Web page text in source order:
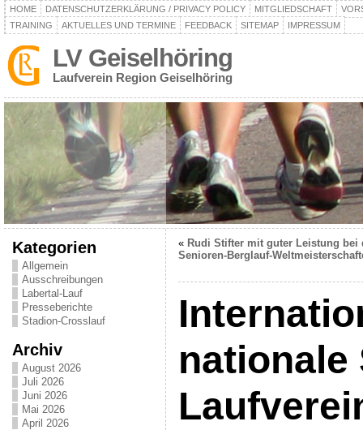
HOME DATENSCHUTZERKLÄRUNG / PRIVACY POLICY MITGLIEDSCHAFT
TRAINING
AKTUELLES UND TERMINE FEEDBACK SITEMAP IMPRESSUM
LV Geiselhöring
Laufverein Region Geiselhöring
Kategorien
Allgemein
Ausschreibungen
Labertal-Lauf
Presseberichte
Stadion-Crosslauf
Archiv
August 2026
Juli 2026
Juni 2026
Mai 2026
April 2026
« Rudi Stifter mit guter Leistung bei
Senioren-Berglauf-
nationale